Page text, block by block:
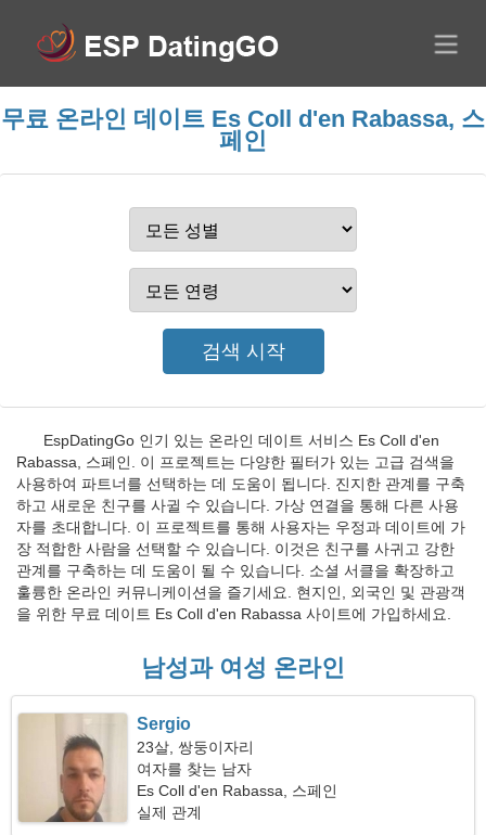
무료 온라인 데이트 Es Coll d'en Rabassa, 스
페인
EspDatingGo 인기 있는 온라인 데이트 서비스 Es Coll d'en
Rabassa, 스페인. 이 프로젝트는 다양한 필터가 있는 고급 검색을
사용하여 파트너를 선택하는 데 도움이 됩니다. 진지한 관계를 구축
하고 새로운 친구를 사귈 수 있습니다. 가상 연결을 통해 다른 사용
자를 초대합니다. 이 프로젝트를 통해 사용자는 우정과 데이트에 가
장 적합한 사람을 선택할 수 있습니다. 이것은 친구를 사귀고 강한
관계를 구축하는 데 도움이 될 수 있습니다. 소셜 서클을 확장하고
훌륭한 온라인 커뮤니케이션을 즐기세요. 현지인, 외국인 및 관광객
을 위한 무료 데이트 Es Coll d'en Rabassa 사이트에 가입하세요.
남성과 여성 온라인
Sergio
23살, 쌍둥이자리
여자를 찾는 남자
Es Coll d'en Rabassa, 스페인
실제 관계